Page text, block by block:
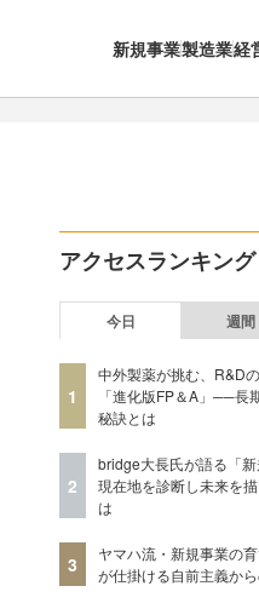
新規事業製造業経
アクセスランキング
今日 週間
1
中外製薬が挑む、R&D
「進化版FP＆A」──長
秘訣とは
2
bridge大長氏が語る「
現在地を診断し未来を
は
3
ヤマハ流・新規事業の
が仕掛ける自前主義か